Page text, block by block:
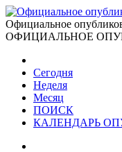
Официальное
ОФИЦИАЛЬНОЕ
Сегодня
Неделя
Месяц
ПОИСК
КАЛЕНДАРЬ